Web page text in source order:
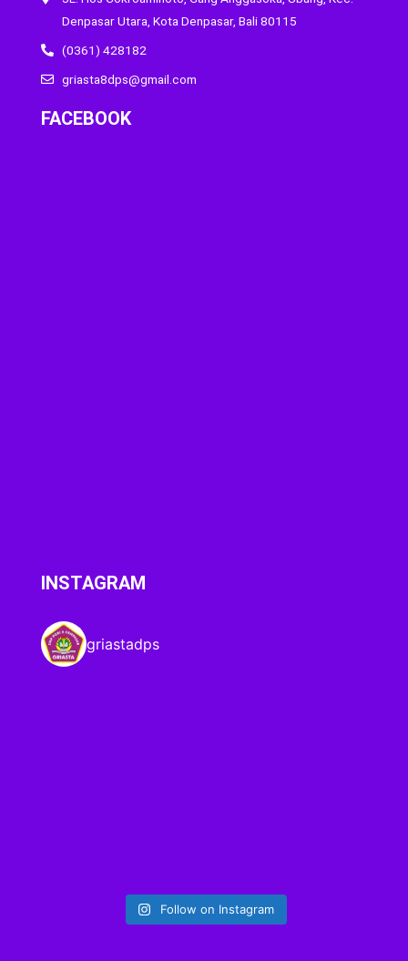
Denpasar Utara, Kota Denpasar, Bali 80115
(0361) 428182
griasta8dps@gmail.com
FACEBOOK
INSTAGRAM
griastadps
Follow on Instagram